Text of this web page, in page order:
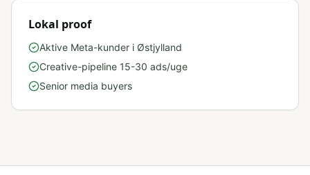
Lokal proof
Aktive Meta-kunder i Østjylland
Creative-pipeline 15-30 ads/uge
Senior media buyers